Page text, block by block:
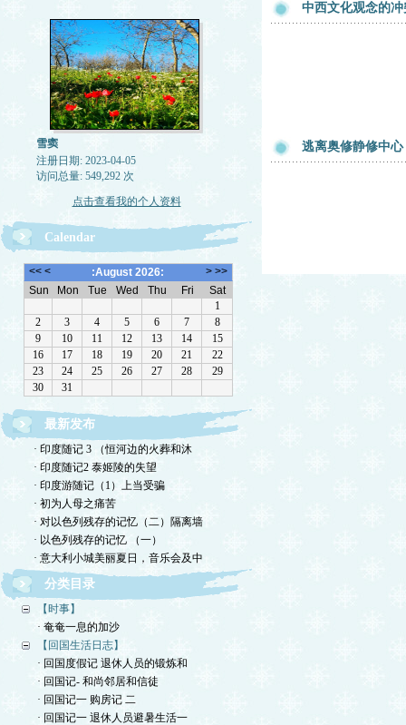
雪窦
注册日期: 2023-04-05
访问总量: 549,292 次
点击查看我的个人资料
Calendar
最新发布
· 印度随记 3 （恒河边的火葬和沐
· 印度随记2 泰姬陵的失望
· 印度游随记（1）上当受骗
· 初为人母之痛苦
· 对以色列残存的记忆（二）隔离墙
· 以色列残存的记忆 （一）
· 意大利小城美丽夏日，音乐会及中
分类目录
【时事】
· 奄奄一息的加沙
【回国生活日志】
· 回国度假记 退休人员的锻炼和
· 回国记- 和尚邻居和信徒
· 回国记一 购房记 二
· 回国记一 退休人员避暑生活一
中西文化观念的
逃离奥修静修中